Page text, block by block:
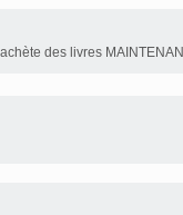
des livres